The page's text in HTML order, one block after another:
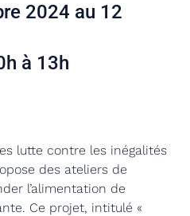
2024 au 12
à 13h
lutte contre les inégalités
des ateliers de
l’alimentation de
Ce projet, intitulé «